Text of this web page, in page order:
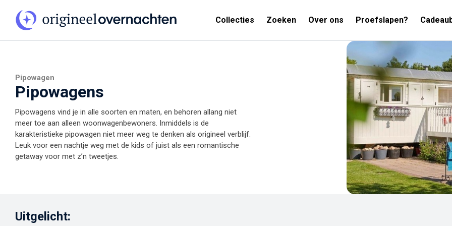
Collecties Zoeken Over ons Proefslapen?
Pipowagen
Pipowagens
Pipowagens vind je in alle soorten en maten, en behoren allang niet
meer toe aan alleen woonwagenbewoners. Inmiddels is de
karakteristieke pipowagen niet meer weg te denken als origineel verblijf.
Leuk voor een nachtje weg met de kids of juist als een romantische
getaway voor met z’n tweetjes.
Uitgelicht: